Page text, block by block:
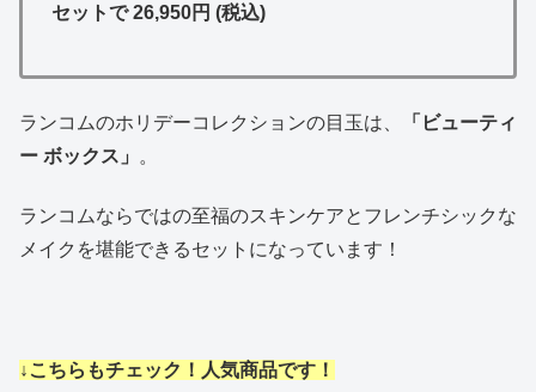
セットで 26,950円 (税込)
ランコムのホリデーコレクションの目玉は、
「ビューティ
ー ボックス」
。
ランコムならではの至福のスキンケアとフレンチシックな
メイクを堪能できるセットになっています！
↓こちらもチェック！人気商品です！